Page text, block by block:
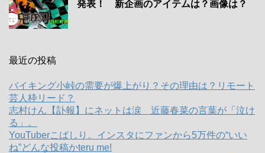
発表！ 新企画のアイテムは？画像は？
最近の投稿
バイキング小峠の需要が爆上がり？その理由は？リモート
芸人枠リード？
志村けん【訃報】にネットは涙 近藤春菜の言葉が「泣け
る」。
YouTuberこばしり。インスタにファンから5万件の“いい
ね”どんな投稿かteru me!